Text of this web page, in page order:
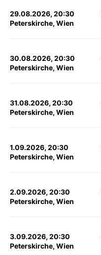
29.08.2026, 20:30
Peterskirche, Wien
30.08.2026, 20:30
Peterskirche, Wien
31.08.2026, 20:30
Peterskirche, Wien
1.09.2026, 20:30
Peterskirche, Wien
2.09.2026, 20:30
Peterskirche, Wien
3.09.2026, 20:30
Peterskirche, Wien